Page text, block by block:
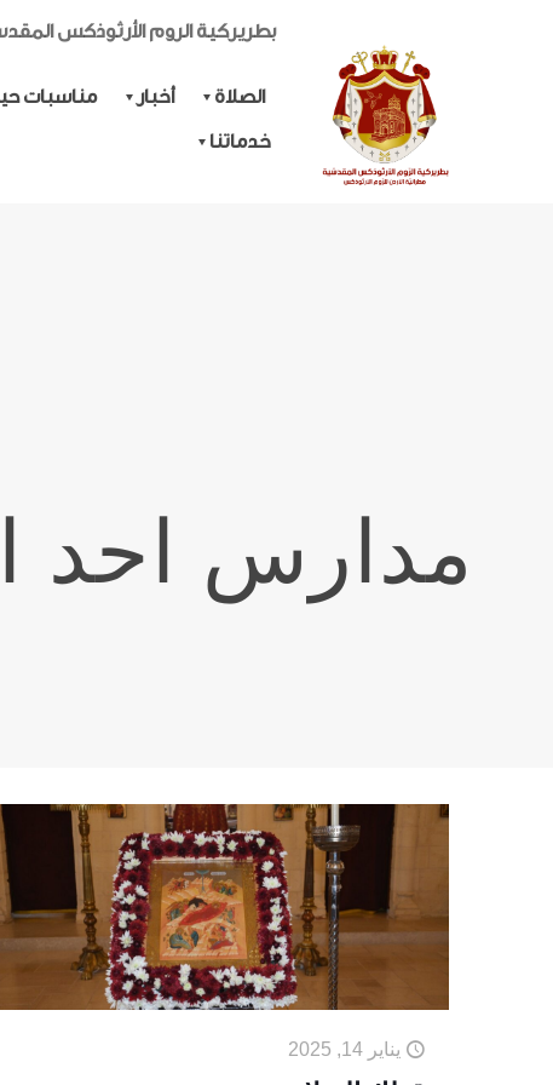
بطريركية الروم الأرثوذكس
الصلاة أخبار مناسبات
خدماتنا
مدارس احد
يناير 14, 2025